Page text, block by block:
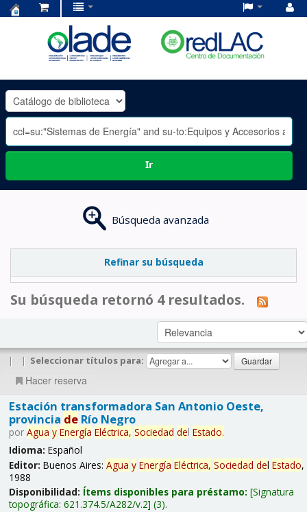
OLADE
-
Ir
Búsqueda avanzada
Refinar su búsqueda
Su búsqueda retornó 4 resultados.
| | Seleccionar títulos para:
Hacer reserva
Estación transformadora San Antonio Oeste,
provincia deRío Negro
por Agua y Energía Eléctrica, Sociedad del Estado.
Idioma: Español
Editor: Buenos Aires: Agua y Energía Eléctrica, Sociedad del Estado,
1988
Disponibilidad: Ítems disponibles para préstamo: Signatura
topográfica: 621.374.5/A282/v.2 (3).